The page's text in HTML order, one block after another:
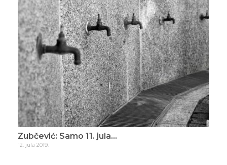
Zubčević: Samo 11. jula…
12. jula 2019.